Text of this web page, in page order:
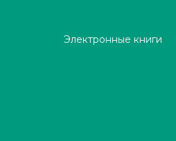
Электронные книги